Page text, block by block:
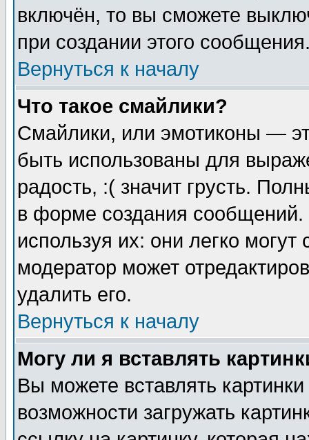
включён, то вы сможете
при создании этого
Вернуться к началу
Что такое смайлики?
Смайлики, или эмотиконы —
быть использованы для
радость, :( значит грусть.
в форме создания сообщений.
используя их: они легко
модератор может
удалить его.
Вернуться к началу
Могу ли я вставлять
Вы можете вставлять
возможности загружать